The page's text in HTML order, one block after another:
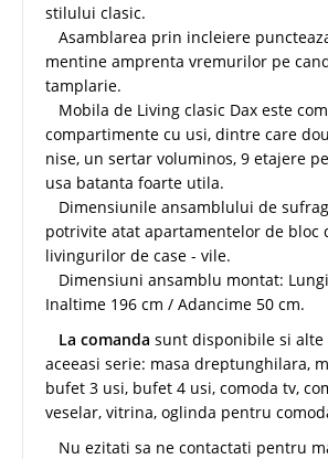
stilului clasic.
Asamblarea prin incleiere
mentine amprenta vremurilor pe
tamplarie.
Mobila de Living clasic Dax este
compartimente cu usi, dintre care
nise, un sertar voluminos, 9 etajere
usa batanta foarte utila.
Dimensiunile ansamblului de
potrivite atat apartamentelor de bloc
livingurilor de case - vile.
Dimensiuni ansamblu montat:
Inaltime 196 cm / Adancime 50 cm.
La comanda sunt disponibile si
aceeasi serie: masa dreptunghilara,
bufet 3 usi, bufet 4 usi, comoda tv,
veselar, vitrina, oglinda pentru
Nu ezitati sa ne contactati pentru